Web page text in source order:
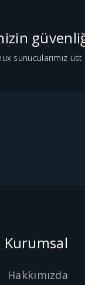
sunucularımız
Kurumsal
Hakkımızda